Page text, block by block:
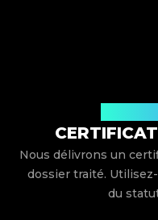
Nous délivrons un
dossier traité.
du